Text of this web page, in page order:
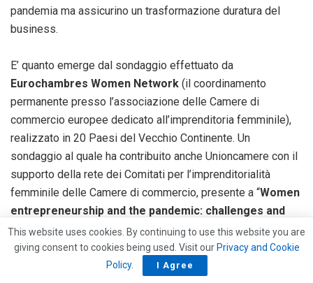
pandemia ma assicurino un trasformazione duratura del
business.
E’ quanto emerge dal sondaggio effettuato da
Eurochambres Women Network (il coordinamento
permanente presso l’associazione delle Camere di
commercio europee dedicato all’imprenditoria femminile),
realizzato in 20 Paesi del Vecchio Continente. Un
sondaggio al quale ha contribuito anche Unioncamere con il
supporto della rete dei Comitati per l’imprenditorialità
femminile delle Camere di commercio, presente a “Women
entrepreneurship and the pandemic: challenges and
solutions 1 year on”,l’incontro promosso in vista della
Giornata internazionale della donna
This website uses cookies. By continuing to use this website you are
giving consent to cookies being used. Visit our Privacy and Cookie
Policy. I Agree